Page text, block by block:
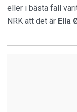
eller i bästa fall
NRK att det är Ella